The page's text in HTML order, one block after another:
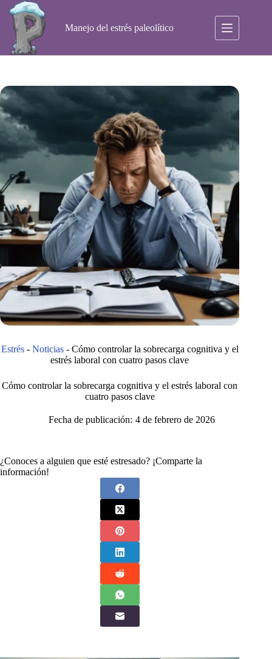
Saltar
contenido
Manejo del estrés paleolítico
Estrés- Noticias- Cómo controlar la sobrecarga cognitiva y el
estrés laboral con cuatro pasos clave
Cómo controlar la sobrecarga cognitiva y el estrés laboral con
cuatro pasos clave
Fecha de publicación: 4 de febrero de 2026
¿Conoces a alguien que esté estresado? ¡Comparte la
información!